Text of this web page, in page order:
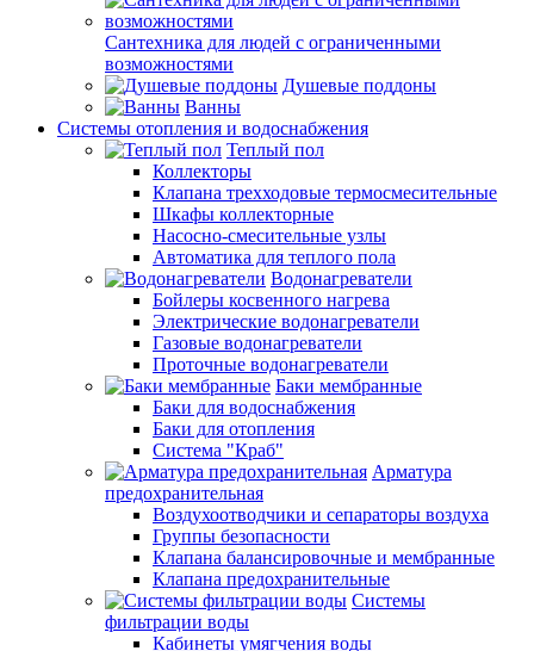
Сантехника для людей с ограниченными
возможностями
Душевые поддоны
Ванны
Системы отопления и водоснабжения
Теплый пол
Коллекторы
Клапана трехходовые термосмесительные
Шкафы коллекторные
Насосно-смесительные узлы
Автоматика для теплого пола
Водонагреватели
Бойлеры косвенного нагрева
Электрические водонагреватели
Газовые водонагреватели
Проточные водонагреватели
Баки мембранные
Баки для водоснабжения
Баки для отопления
Система "Краб"
Арматура
предохранительная
Воздухоотводчики и сепараторы воздуха
Группы безопасности
Клапана балансировочные и мембранные
Клапана предохранительные
Системы
фильтрации воды
Кабинеты умягчения воды